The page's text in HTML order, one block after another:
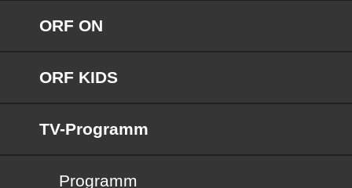
ORF ON
ORF KIDS
TV-Programm
Programm